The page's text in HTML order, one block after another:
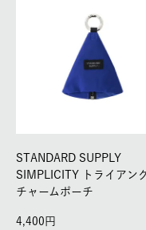
STANDARD SUPPLY
SIMPLICITY トライアン
チャームポーチ
4,400